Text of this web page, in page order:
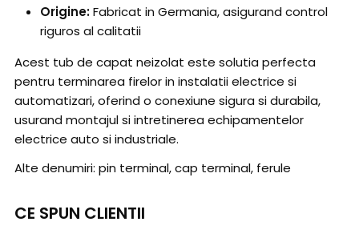
Origine:Fabricat in Germania, asigurand control
riguros al calitatii
Acest tub de capat neizolat este solutia perfecta
pentru terminarea firelor in instalatii electrice si
automatizari, oferind o conexiune sigura si durabila,
usurand montajul si intretinerea echipamentelor
electrice auto si industriale.
Alte denumiri: pin terminal, cap terminal, ferule
CE SPUN CLIENTII